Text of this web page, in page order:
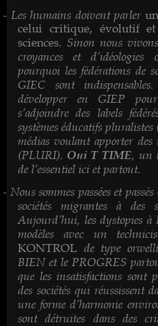
- Les humains doivent parler
celui critique, évolutif
sciences. Sinon nous
croyances et
pourquoi les fédérations de
GIEC sont
développer en GIEP
s’adjoindre des labels
systèmes éducatifs
médias voulant apporter des
(PLURI). Oui T TIME, un
de l’essentiel ici et partout.
- Nous sommes passées et
sociétés migrantes à des
Aujourd’hui, les dystopies
modèles avec un
KONTROL de type
BIEN et le PROGRES
que les insatisfactions sont
des sociétés qui réussissent
une forme d’harmonie
sont détruites dans des